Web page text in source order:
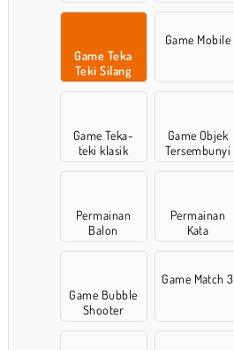
Game Teka
Teki Silang
Game Mobile
Game Teka-
teki klasik
Game Objek
Tersembunyi
Permainan
Balon
Permainan
Kata
Game Bubble
Shooter
Game Match 3